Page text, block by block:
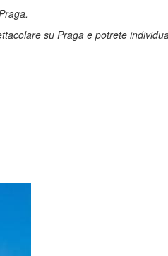
su Praga e potrete